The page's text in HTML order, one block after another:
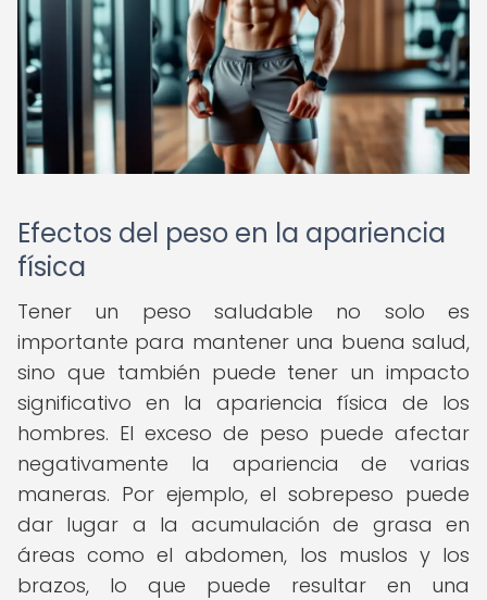
Efectos del peso en la apariencia
física
Tener un peso saludable no solo es
importante para mantener una buena salud,
sino que también puede tener un impacto
significativo en la apariencia física de los
hombres. El exceso de peso puede afectar
negativamente la apariencia de varias
maneras. Por ejemplo, el sobrepeso puede
dar lugar a la acumulación de grasa en
áreas como el abdomen, los muslos y los
brazos, lo que puede resultar en una